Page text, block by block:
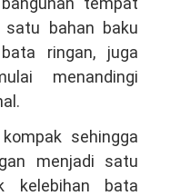
bahan baku
ringan, juga
menandingi
sehingga
menjadi satu
kelebihan bata